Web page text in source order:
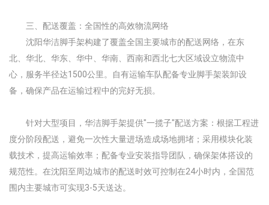
三、配送覆盖：全国性的高效物流网络
沈阳华洁脚手架构建了覆盖全国主要城市的配送网络，在东
北、华北、华东、华中、华南、西南和西北七大区域设立物流中
心，服务半径达1500公里。自有运输车队配备专业脚手架装卸设
备，确保产品在运输过程中的完好无损。
针对大型项目，华洁脚手架提供"一揽子"配送方案：根据工程进
度分阶段配送，避免一次性大量进场造成场地拥堵；采用模块化装
载技术，提高运输效率；配备专业安装指导团队，确保架体搭设的
规范性。在沈阳至周边城市的配送时效可控制在24小时内，全国范
围内主要城市可实现3-5天送达。